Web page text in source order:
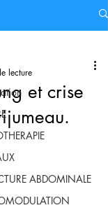
ABDOMINALE
et crise
lecture